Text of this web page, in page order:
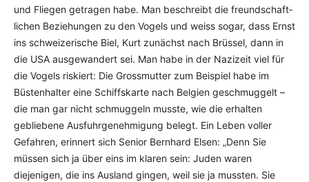
und Fliegen getragen habe. Man beschreibt die freundschaft­
lichen Beziehungen zu den Vogels und weiss sogar, dass Ernst
ins schweize­rische Biel, Kurt zunächst nach Brüssel, dann in
die USA ausgewandert sei. Man habe in der Nazizeit viel für
die Vogels riskiert: Die Gross­mutter zum Beispiel habe im
Büsten­halter eine Schiffs­karte nach Belgien geschmug­gelt –
die man gar nicht schmuggeln musste, wie die er­hal­ten
gebliebene Ausfuhrgenehmigung belegt. Ein Le­ben voller
Gefahren, erinnert sich Senior Bernhard Elsen: „Denn Sie
müssen sich ja über eins im klaren sein: Juden waren
diejenigen, die ins Ausland gingen, weil sie ja mussten. Sie